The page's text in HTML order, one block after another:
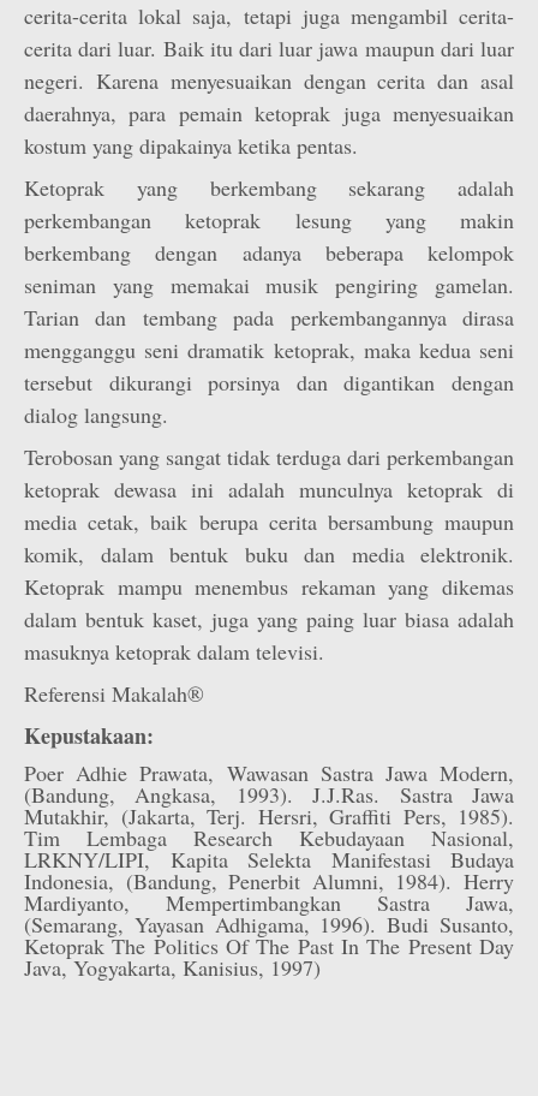
cerita-cerita lokal saja, tetapi juga mengambil cerita-
cerita dari luar. Baik itu dari luar jawa maupun dari luar
negeri. Karena menyesuaikan dengan cerita dan asal
daerahnya, para pemain ketoprak juga menyesuaikan
kostum yang dipakainya ketika pentas.
Ketoprak yang berkembang sekarang adalah
perkembangan ketoprak lesung yang makin
berkembang dengan adanya beberapa kelompok
seniman yang memakai musik pengiring gamelan.
Tarian dan tembang pada perkembangannya dirasa
mengganggu seni dramatik ketoprak, maka kedua seni
tersebut dikurangi porsinya dan digantikan dengan
dialog langsung.
Terobosan yang sangat tidak terduga dari perkembangan
ketoprak dewasa ini adalah munculnya ketoprak di
media cetak, baik berupa cerita bersambung maupun
komik, dalam bentuk buku dan media elektronik.
Ketoprak mampu menembus rekaman yang dikemas
dalam bentuk kaset, juga yang paing luar biasa adalah
masuknya ketoprak dalam televisi.
Referensi Makalah®
Kepustakaan:
Poer Adhie Prawata, Wawasan Sastra Jawa Modern,
(Bandung, Angkasa, 1993). J.J.Ras. Sastra Jawa
Mutakhir, (Jakarta, Terj. Hersri, Graffiti Pers, 1985).
Tim Lembaga Research Kebudayaan Nasional,
LRKNY/LIPI, Kapita Selekta Manifestasi Budaya
Indonesia, (Bandung, Penerbit Alumni, 1984). Herry
Mardiyanto, Mempertimbangkan Sastra Jawa,
(Semarang, Yayasan Adhigama, 1996). Budi Susanto,
Ketoprak The Politics Of The Past In The Present Day
Java, Yogyakarta, Kanisius, 1997)